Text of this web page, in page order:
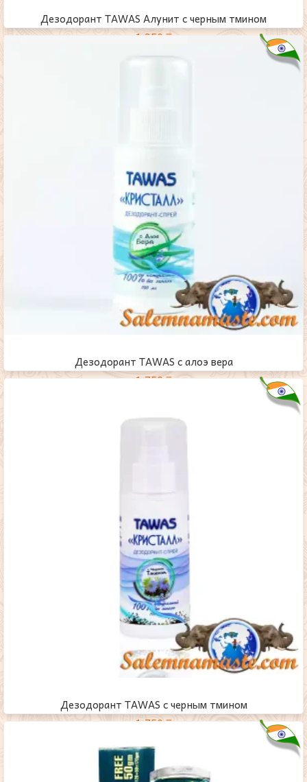
Дезодорант TAWAS Алунит с черным тмином
1,350₸
Дезодорант TAWAS с алоэ вера
1,750₸
Дезодорант TAWAS с черным тмином
1,750₸